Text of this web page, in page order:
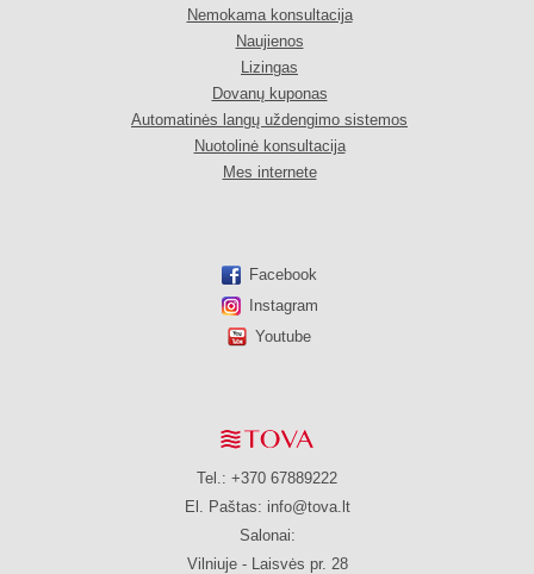
Nemokama konsultacija
Naujienos
Lizingas
Dovanų kuponas
Automatinės langų uždengimo sistemos
Nuotolinė konsultacija
Mes internete
Facebook
Instagram
Youtube
Tel.: +370 67889222
El. Paštas: info@tova.lt
Salonai:
Vilniuje - Laisvės pr. 28